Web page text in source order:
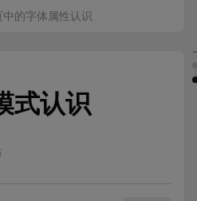
中的字体属性认识
式认识